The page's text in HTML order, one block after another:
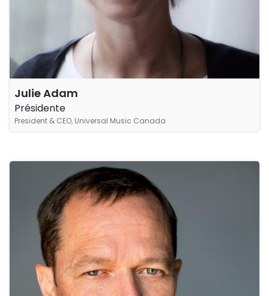
Julie Adam
Présidente
President & CEO, Universal Music Canada